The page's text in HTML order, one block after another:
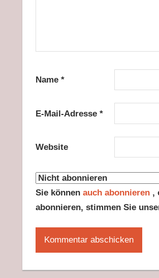
Name *
E-Mail-Adresse *
Website
Sie können auch abonnieren ,
abonnieren, stimmen Sie